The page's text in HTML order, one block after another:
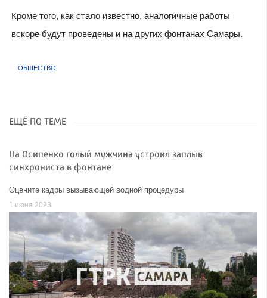
Кроме того, как стало известно, аналогичные работы
вскоре будут проведены и на других фонтанах Самары.
ОБЩЕСТВО
ЕЩЁ ПО ТЕМЕ
На Осипенко голый мужчина устроил заплыв
синхрониста в фонтане
Оцените кадры вызывающей водной процедуры
1 июня 2023